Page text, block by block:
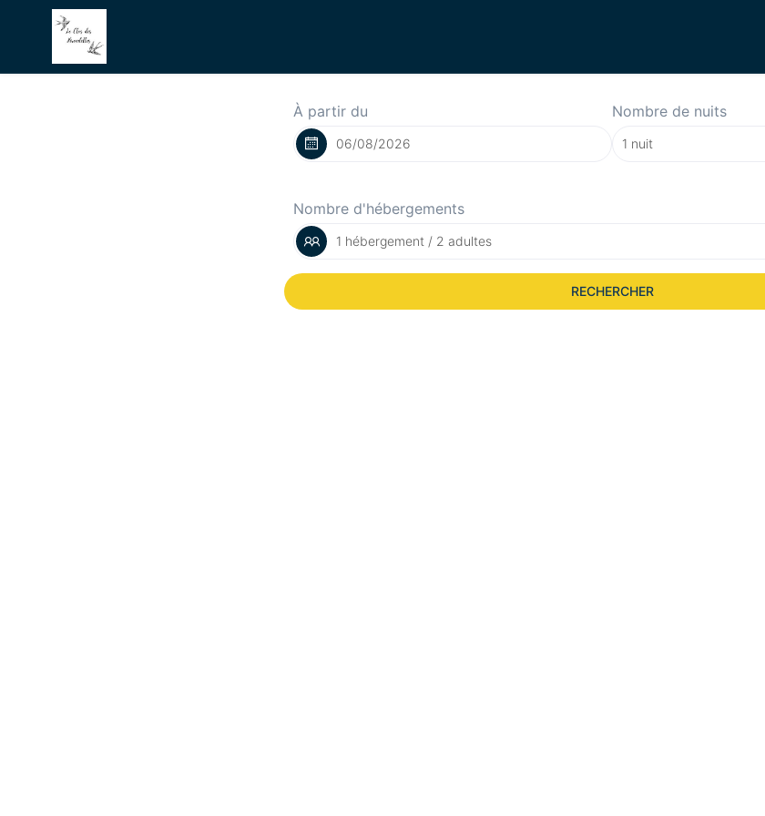
À partir du Nombre de nuits
Nombre d'hébergements
1 hébergement / 2 adultes